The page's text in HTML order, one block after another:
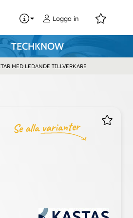
Logga in
TECHKNOW
MED LEDANDE TILLVERKARE